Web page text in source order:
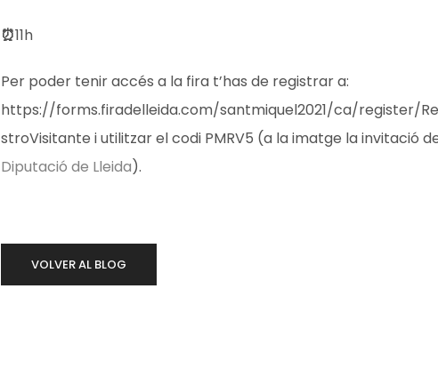
⏰11h
Per poder tenir accés a la fira t’has de registrar a:
https://forms.firadelleida.com/santmiquel2021/ca/register/
stroVisitante i utilitzar el codi PMRV5 (a la imatge la invitació
Diputació de Lleida).
VOLVER AL BLOG